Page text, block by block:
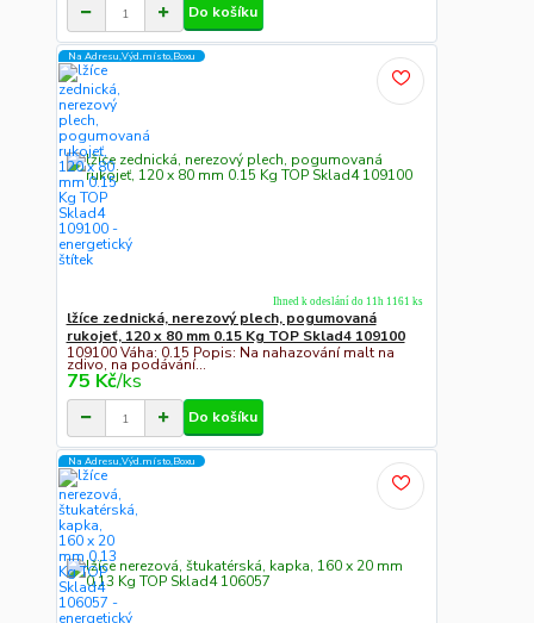
Do košíku
Na Adresu,Výd.místo,Boxu
lžíce zednická, nerezový plech, pogumovaná
rukojeť, 120 x 80 mm 0.15 Kg TOP Sklad4 109100
109100 Váha: 0.15 Popis: Na nahazování malt na
zdivo, na podávání...
75 Kč/ks
Ihned k odeslání do 11h 1161 ks
Do košíku
Na Adresu,Výd.místo,Boxu